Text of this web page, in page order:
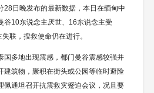
28日晚发布的最新数据，本日在缅甸中
谷10东说念主厌世、16东说念主受
联，搜救使命仍在进行。
国多地出现震感，都门曼谷震感较强并
建筑物，聚积在街头或公园等临时避险
佩通坦召开抗震救灾蹙迫会议，况且要